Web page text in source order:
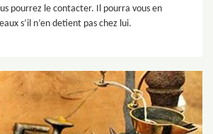
pourrez le contacter. Il pourra vous en
s’il n’en detient pas chez lui.